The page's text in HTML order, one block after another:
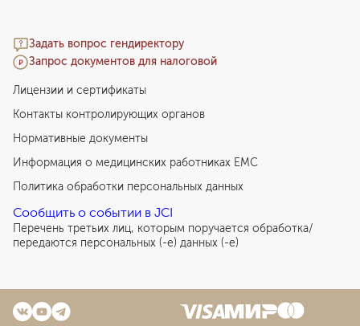
Задать вопрос гендиректору
Запрос документов для налоговой
Лицензии и сертификаты
Контакты контролирующих органов
Нормативные документы
Информация о медицинских работниках EMC
Политика обработки персональных данных
Сообщить о событии в JCI
Перечень третьих лиц, которым поручается обработка/
передаются персональных (-е) данных (-е)